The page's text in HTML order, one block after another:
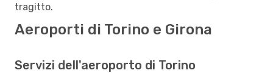
tragitto.
Aeroporti di Torino e Girona
Servizi dell'aeroporto di Torino